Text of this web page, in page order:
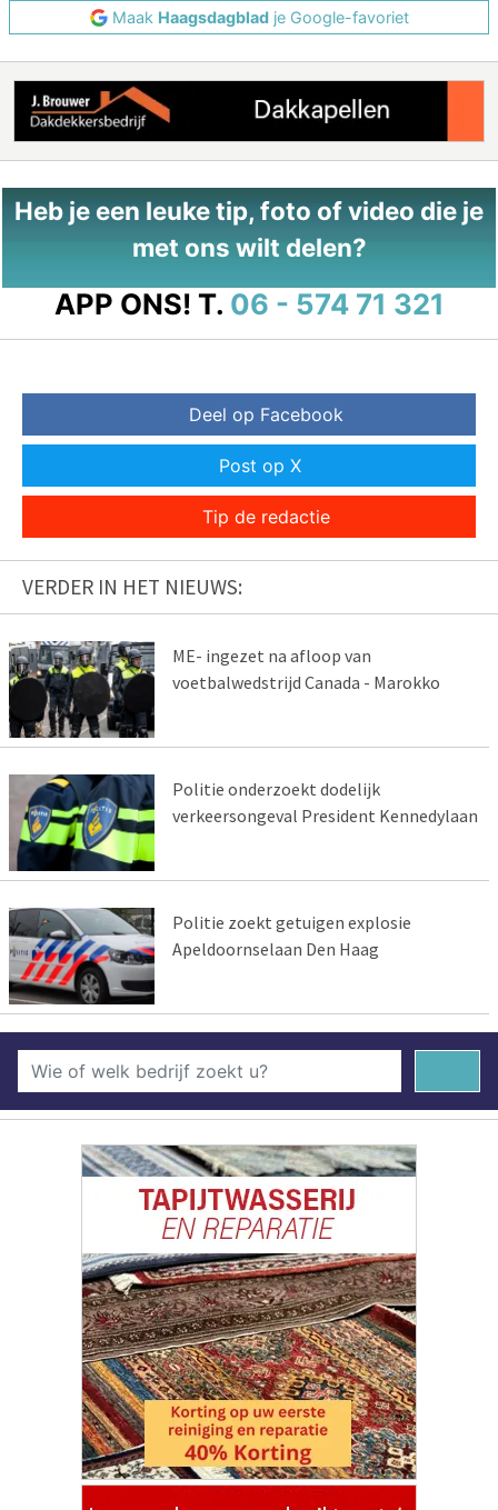
Maak Haagsdagbladje Google-favoriet
Heb je een leuke tip, foto of video die je
met ons wilt delen?
APP ONS! T. 06 - 574 71 321
Deel op Facebook
Post op X
Tip de redactie
VERDER IN HET NIEUWS:
ME- ingezet na afloop van
voetbalwedstrijd Canada - Marokko
Politie onderzoekt dodelijk
verkeersongeval President Kennedylaan
Politie zoekt getuigen explosie
Apeldoornselaan Den Haag